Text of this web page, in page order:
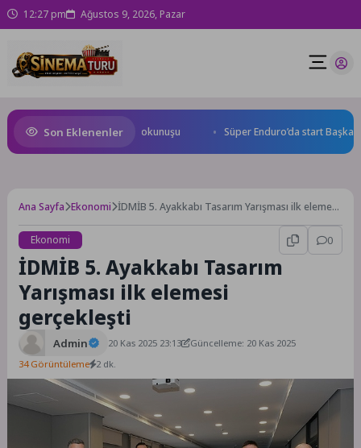
12:27 pm Ağustos 9, 2026, Pazar
Son Eklenenler
Caddesi’ne özel asfalt dokunuşu Süper Enduro’da start Başkan
Ana Sayfa Ekonomi İDMİB 5. Ayakkabı Tasarım Yarışması ilk elemesi
Ekonomi
0
İDMİB 5. Ayakkabı Tasarım
Yarışması ilk elemesi
gerçekleşti
Admin 20 Kas 2025 23:13
Güncelleme: 20 Kas 2025
34 Görüntüleme 2 dk.